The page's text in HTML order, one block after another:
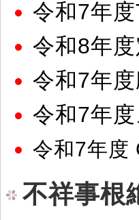
令和7年
令和8年
令和7年
令和7年
令和7年度
不祥事根